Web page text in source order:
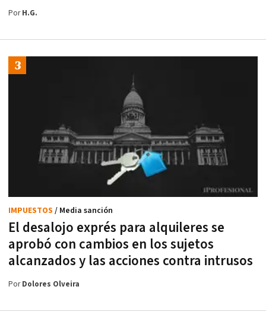
PorH.G.
El desalojo exprés para alquileres se
aprobó con cambios en los sujetos
alcanzados y las acciones contra intrusos
IMPUESTOS / Media sanción
PorDolores Olveira